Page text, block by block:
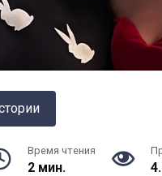
Время чтения
2 мин.